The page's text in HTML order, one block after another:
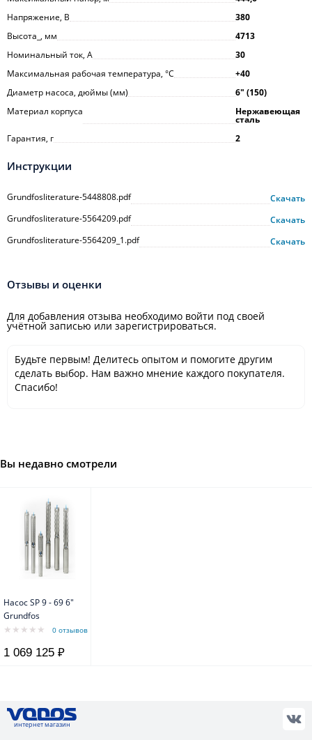
Напряжение, В
380
Высота_, мм
4713
Номинальный ток, А
30
Максимальная рабочая температура, °С
+40
Диаметр насоса, дюймы (мм)
6ʺ (150)
Материал корпуса
Нержавеющая
сталь
Гарантия, г
2
Инструкции
Grundfosliterature-5448808.pdf
Скачать
Grundfosliterature-5564209.pdf
Скачать
Grundfosliterature-5564209_1.pdf
Скачать
Отзывы и оценки
Для добавления отзыва необходимо войти под своей
учётной записью или зарегистрироваться.
Будьте первым! Делитесь опытом и помогите другим
сделать выбор. Нам важно мнение каждого покупателя.
Спасибо!
Вы недавно смотрели
Насос SP 9 - 69 6"
Grundfos
0 отзывов
1 069 125 ₽
интернет магазин